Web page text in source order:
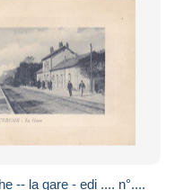
-- la gare - edi .... n°....